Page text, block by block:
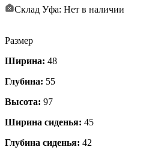
Склад Уфа: Нет в наличии
Размер
Ширина: 48
Глубина: 55
Высота: 97
Ширина сиденья: 45
Глубина сиденья: 42